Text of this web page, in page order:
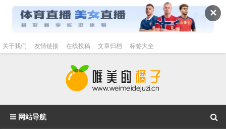
✕
关于我们 友情链接 在线投稿 文章归档 标签大全
网站导航